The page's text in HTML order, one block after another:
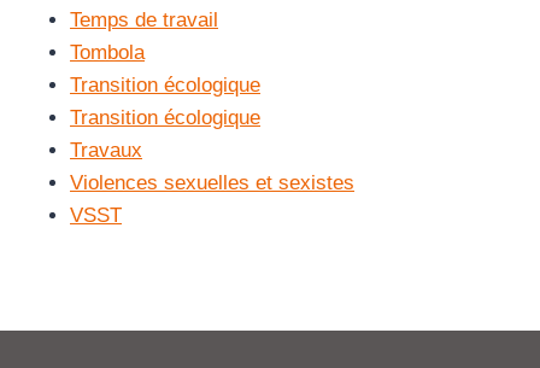
Temps de travail
Tombola
Transition écologique
Transition écologique
Travaux
Violences sexuelles et sexistes
VSST